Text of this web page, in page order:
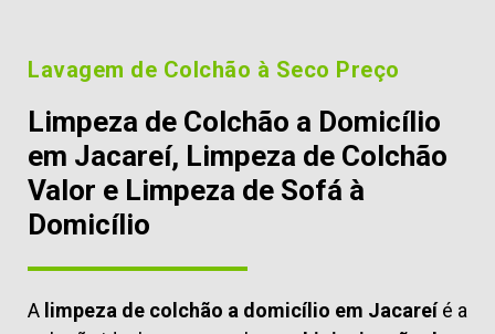
Lavagem de Colchão à Seco Preço
Limpeza de Colchão a Domicílio
em Jacareí, Limpeza de Colchão
Valor e Limpeza de Sofá à
Domicílio
A limpeza de colchão a domicílio em Jacareíé a